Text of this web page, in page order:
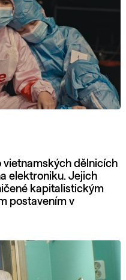
dělnicích
elektroniku. Jejich
kapitalistickým
postavením v